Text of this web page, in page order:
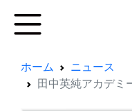
ホーム
ニュース
田中英純アカデミ